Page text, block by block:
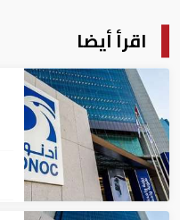
اقرأ أيضا